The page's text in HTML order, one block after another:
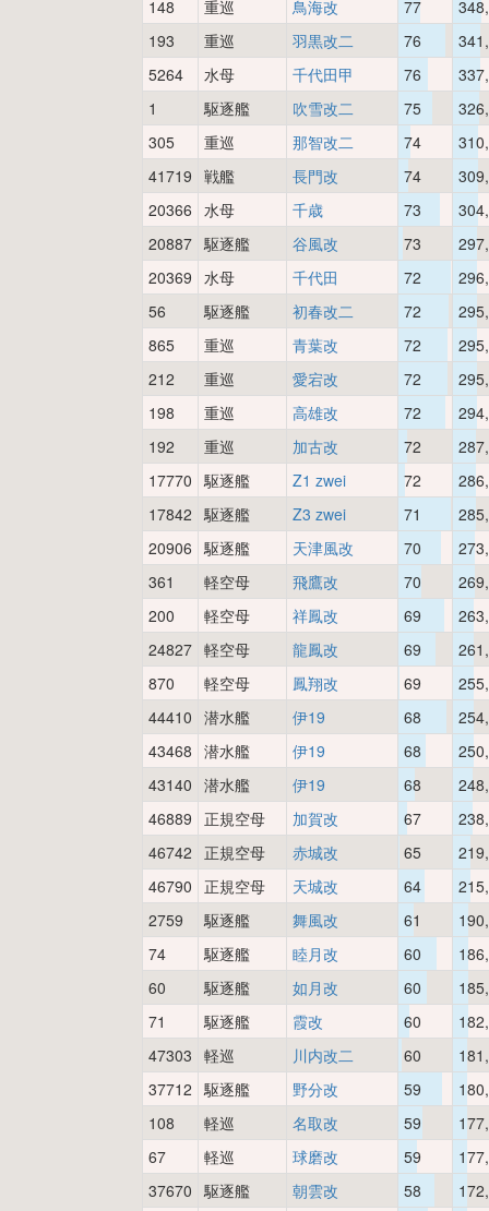
148 重巡 鳥海改 77
193
重巡 羽黒改二 76
5264
水母 千代田甲 76
1
駆逐艦 吹雪改二 75
305
重巡 那智改二 74
41719 戦艦 長門改 74
20366 水母 千歳 73
20887 駆逐艦 谷風改 73
20369 水母 千代田 72
56
駆逐艦 初春改二 72
865
重巡 青葉改 72
212
重巡 愛宕改 72
198
重巡 高雄改 72
192
重巡 加古改 72
17770 駆逐艦 Z1 zwei 72
17842 駆逐艦 Z3 zwei 71
20906 駆逐艦 天津風改 70
361
軽空母 飛鷹改 70
200
軽空母 祥鳳改 69
24827 軽空母 龍鳳改 69
870
軽空母 鳳翔改 69
44410 潜水艦 伊19 68
43468 潜水艦 伊19 68
43140 潜水艦 伊19 68
46889 正規空母 加賀改 67
46742
正規空母 赤城改 65
46790 正規空母 天城改 64
2759
駆逐艦 舞風改 61
74
駆逐艦 睦月改 60
60
駆逐艦 如月改 60
71
駆逐艦 霞改 60
47303 軽巡 川内改二 60
37712 駆逐艦 野分改 59
108
軽巡 名取改 59
67
軽巡 球磨改 59
37670 駆逐艦 朝雲改 58